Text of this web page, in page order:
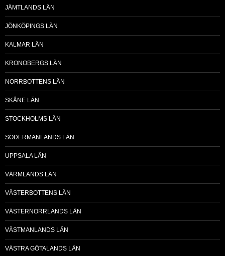
JÄMTLANDS LÄN
JÖNKÖPINGS LÄN
KALMAR LÄN
KRONOBERGS LÄN
NORRBOTTENS LÄN
SKÅNE LÄN
STOCKHOLMS LÄN
SÖDERMANLANDS LÄN
UPPSALA LÄN
VÄRMLANDS LÄN
VÄSTERBOTTENS LÄN
VÄSTERNORRLANDS LÄN
VÄSTMANLANDS LÄN
VÄSTRA GÖTALANDS LÄN